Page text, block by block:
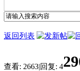
返回列表
查看: 2663|回复: 4